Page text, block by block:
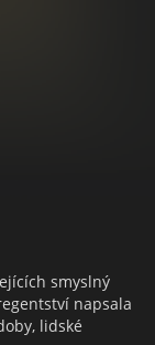
smyslný
napsala
lidské